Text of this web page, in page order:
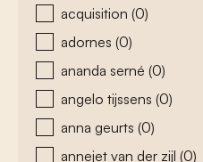
acquisition (0)
adornes (0)
ananda serné (0)
angelo tijssens (0)
anna geurts (0)
annejet van der zijl (0)